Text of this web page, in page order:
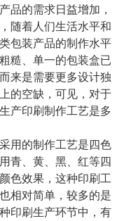
品的需求日益增加，
随着人们生活水平和
包装产品的制作水平
糙、单一的包装盒已
来是需要更多设计独
的空缺，可见，对于
产印刷制作工艺是多
的制作工艺是四色
青、黄、黑、红等四
色效果，这种印刷工
相对简单，较多的是
印刷生产环节中，有